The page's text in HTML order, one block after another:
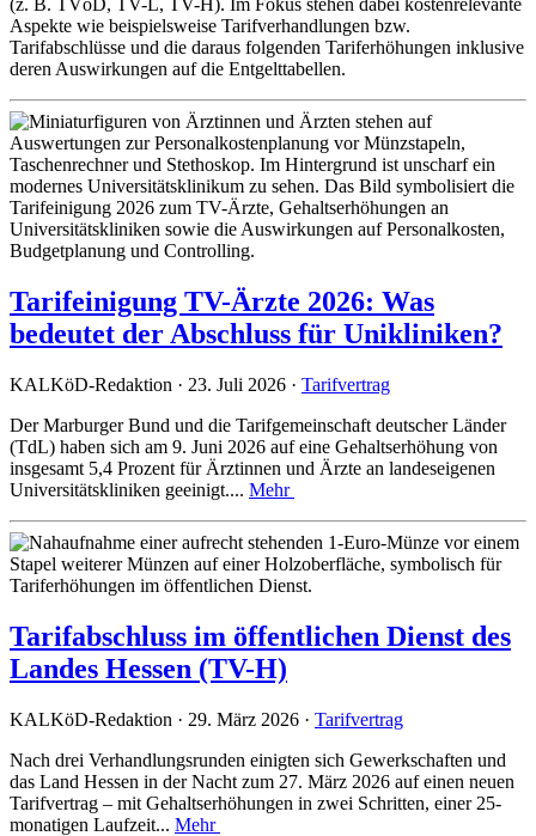
Aspekte wie beispielsweise Tarifverhandlungen bzw.
Tarifabschlüsse und die daraus folgenden Tariferhöhungen inklusive
deren Auswirkungen auf die Entgelttabellen.
Tarifeinigung TV-Ärzte 2026: Was
bedeutet der Abschluss für Unikliniken?
KALKöD-Redaktion · 23. Juli 2026 · Tarifvertrag
Der Marburger Bund und die Tarifgemeinschaft deutscher Länder
(TdL) haben sich am 9. Juni 2026 auf eine Gehaltserhöhung von
insgesamt 5,4 Prozent für Ärztinnen und Ärzte an landeseigenen
Universitätskliniken geeinigt.... Mehr
Tarifabschluss im öffentlichen Dienst des
Landes Hessen (TV-H)
KALKöD-Redaktion · 29. März 2026 · Tarifvertrag
Nach drei Verhandlungsrunden einigten sich Gewerkschaften und
das Land Hessen in der Nacht zum 27. März 2026 auf einen neuen
Tarifvertrag – mit Gehaltserhöhungen in zwei Schritten, einer 25-
monatigen Laufzeit... Mehr